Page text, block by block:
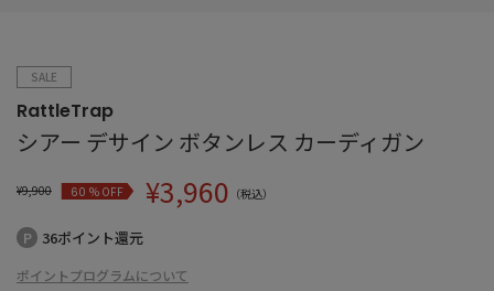
SALE
RattleTrap
シアー デサイン ボタンレス カーディガン
¥9,900 60% OFF ¥3,960 （税込）
36ポイント還元
ポイントプログラムについて